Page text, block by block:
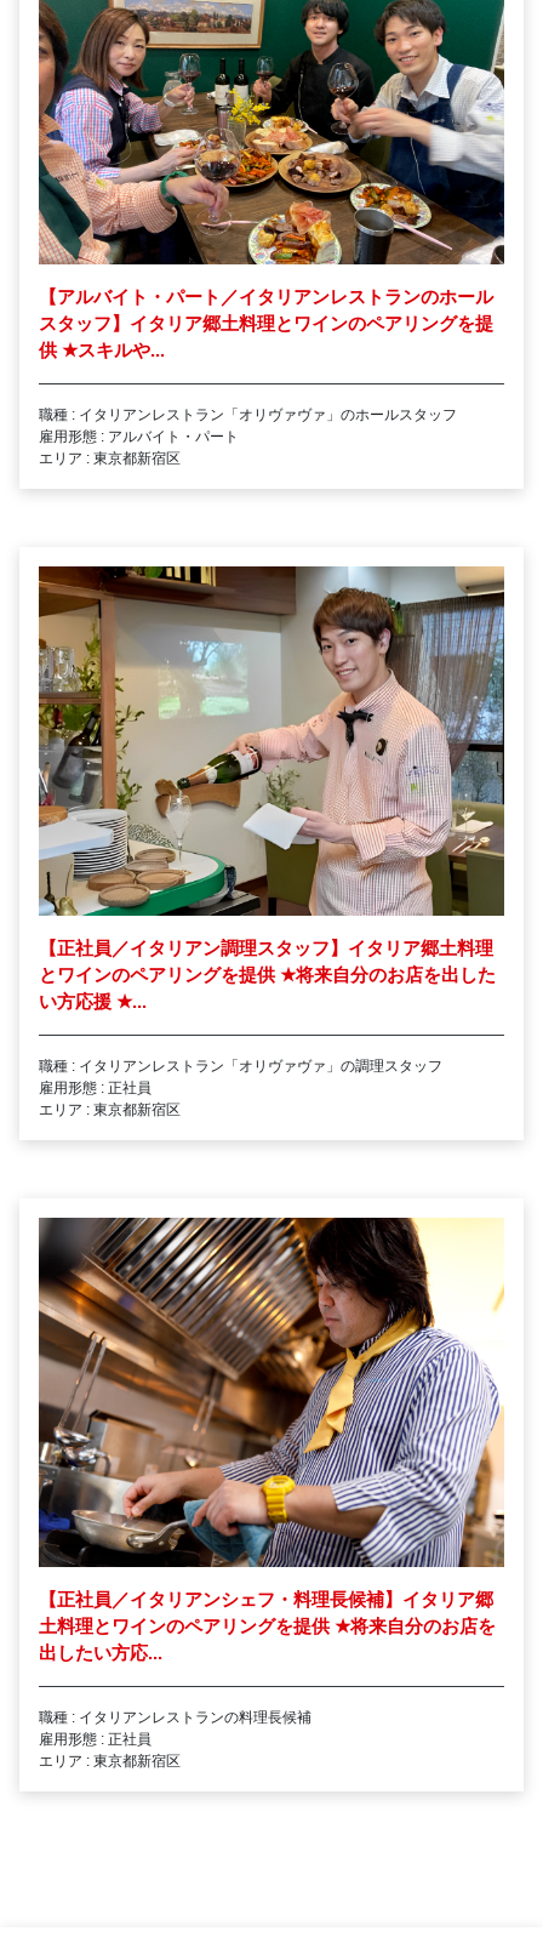
【アルバイト・パート／イタリアンレストランのホール
スタッフ】イタリア郷土料理とワインのペアリングを提
供★スキルや...
職種 : イタリアンレストラン「オリヴァヴァ」のホールスタッフ
雇用形態 : アルバイト・パート
エリア : 東京都新宿区
【正社員／イタリアン調理スタッフ】イタリア郷土料理
とワインのペアリングを提供★将来自分のお店を出した
い方応援 ★...
職種 : イタリアンレストラン「オリヴァヴァ」の調理スタッフ
雇用形態 : 正社員
エリア : 東京都新宿区
【正社員／イタリアンシェフ・料理長候補】イタリア郷
土料理とワインのペアリングを提供★将来自分のお店を
出したい方応...
職種 : イタリアンレストランの料理長候補
雇用形態 : 正社員
エリア : 東京都新宿区